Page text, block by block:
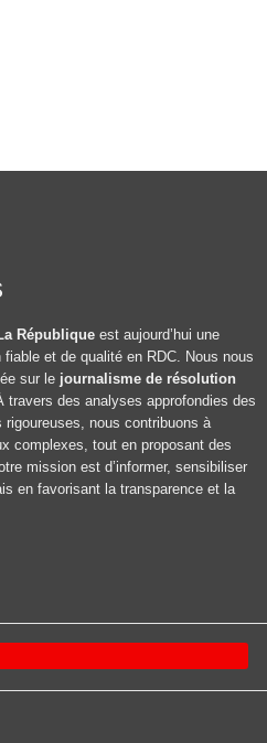
République est aujourd’hui une
fiable et de qualité en RDC. Nous nous
sur le journalisme de résolution
travers des analyses approfondies des
nous contribuons à
complexes, tout en proposant des
mission est d’informer, sensibiliser
en favorisant la transparence et la